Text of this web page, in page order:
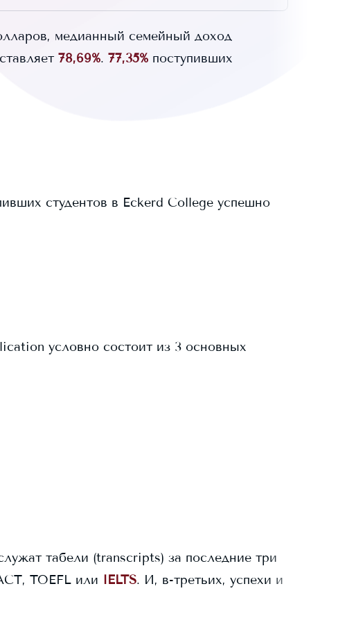
медианный семейный доход
78,69%. 77,35% поступивших
студентов в Eckerd College успешно
условно состоит из 3 основных
табели (transcripts) за последние три
TOEFL или IELTS. И, в-третьих, успехи и